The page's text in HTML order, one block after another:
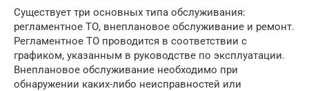
Существует три основных типа обслуживания:
регламентное ТО, внеплановое обслуживание и ремонт.
Регламентное ТО проводится в соответствии с
графиком, указанным в руководстве по эксплуатации.
Внеплановое обслуживание необходимо при
обнаружении каких-либо неисправностей или